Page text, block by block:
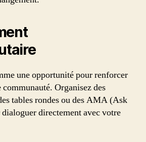
une opportunité pour renforcer
Organisez des
tables rondes ou des AMA (Ask
directement avec votre